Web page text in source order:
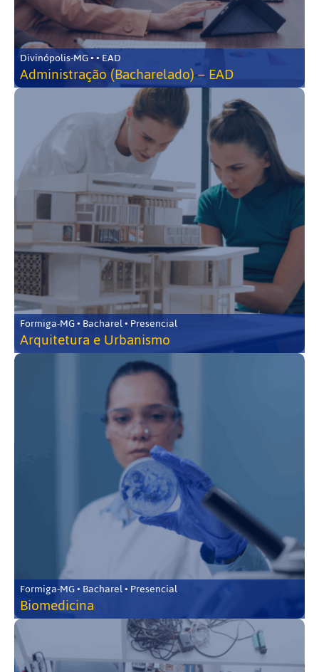
Divinópolis-MG • • EAD
Administração (Bacharelado) – EAD
Formiga-MG • Bacharel • Presencial
Arquitetura e Urbanismo
Formiga-MG • Bacharel • Presencial
Biomedicina